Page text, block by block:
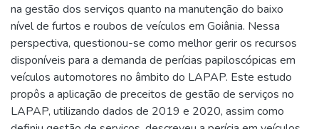
na gestão dos serviços quanto na manutenção do baixo
nível de furtos e roubos de veículos em Goiânia. Nessa
perspectiva, questionou-se como melhor gerir os recursos
disponíveis para a demanda de perícias papiloscópicas em
veículos automotores no âmbito do LAPAP. Este estudo
propôs a aplicação de preceitos de gestão de serviços no
LAPAP, utilizando dados de 2019 e 2020, assim como